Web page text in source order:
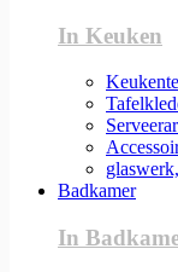
In Keuken
Badkamer
In